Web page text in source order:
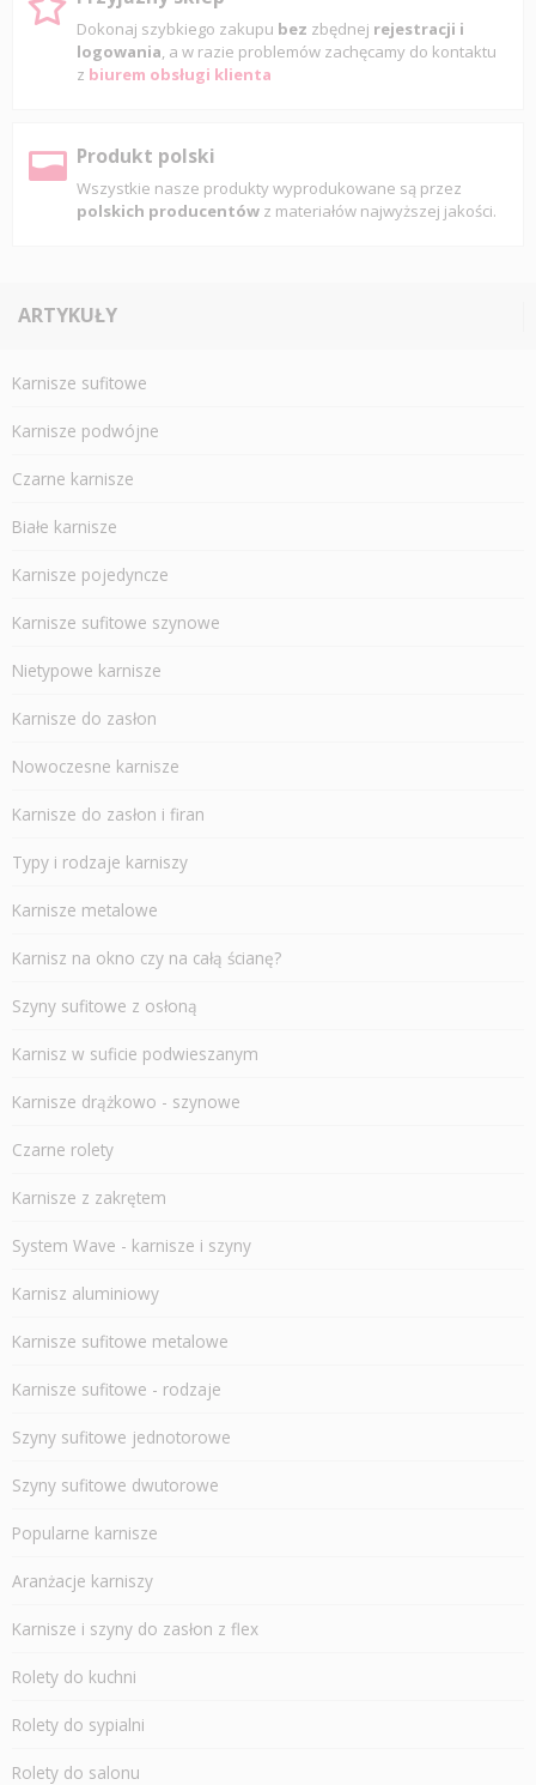
Dokonaj szybkiego zakupu bez zbędnej rejestracji i
logowania, a w razie problemów zachęcamy do kontaktu
z biurem obsługi klienta
Produkt polski
Wszystkie nasze produkty wyprodukowane są przez
polskich producentów z materiałów najwyższej jakości.
ARTYKUŁY
Karnisze sufitowe
Karnisze podwójne
Czarne karnisze
Białe karnisze
Karnisze pojedyncze
Karnisze sufitowe szynowe
Nietypowe karnisze
Karnisze do zasłon
Nowoczesne karnisze
Karnisze do zasłon i firan
Typy i rodzaje karniszy
Karnisze metalowe
Karnisz na okno czy na całą ścianę?
Szyny sufitowe z osłoną
Karnisz w suficie podwieszanym
Karnisze drążkowo - szynowe
Czarne rolety
Karnisze z zakrętem
System Wave - karnisze i szyny
Karnisz aluminiowy
Karnisze sufitowe metalowe
Karnisze sufitowe - rodzaje
Szyny sufitowe jednotorowe
Szyny sufitowe dwutorowe
Popularne karnisze
Aranżacje karniszy
Karnisze i szyny do zasłon z flex
Rolety do kuchni
Rolety do sypialni
Rolety do salonu